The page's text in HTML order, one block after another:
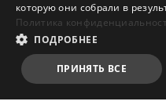
Компьютер для
системы
которую они собрали в
Политика
ПОДРОБНЕЕ
ПРИНЯТЬ ВСЕ